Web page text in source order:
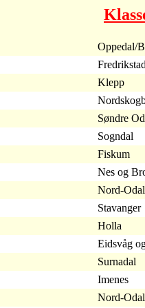
Oppedal/
Klepp
Søndre
Sogndal
Fiskum
Nes og
Nord-Odal
Stavanger
Holla
Eidsvåg
Surnadal
Imenes
Nord-Odal